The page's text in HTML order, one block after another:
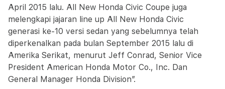
April 2015 lalu. All New Honda Civic Coupe juga
melengkapi jajaran line up All New Honda Civic
generasi ke-10 versi sedan yang sebelumnya telah
diperkenalkan pada bulan September 2015 lalu di
Amerika Serikat, menurut Jeff Conrad, Senior Vice
President American Honda Motor Co., Inc. Dan
General Manager Honda Division”.